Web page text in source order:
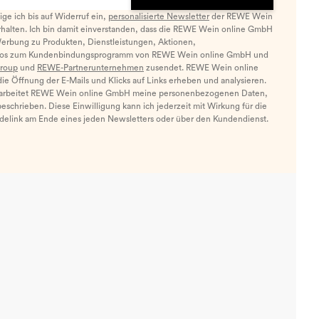
ich bis auf Widerruf ein, personalisierte Newsletterder REWE Wein
Ich bin damit einverstanden, dass die REWE Wein online GmbH
zu Produkten, Dienstleistungen, Aktionen,
zum Kundenbindungsprogramm von REWE Wein online GmbH und
und REWE-Partnerunternehmen zusendet. REWE Wein online
Öffnung der E-Mails und Klicks auf Links erheben und analysieren.
REWE Wein online GmbH meine personenbezogenen Daten,
Diese Einwilligung kann ich jederzeit mit Wirkung für die
am Ende eines jeden Newsletters oder über den Kundendienst.